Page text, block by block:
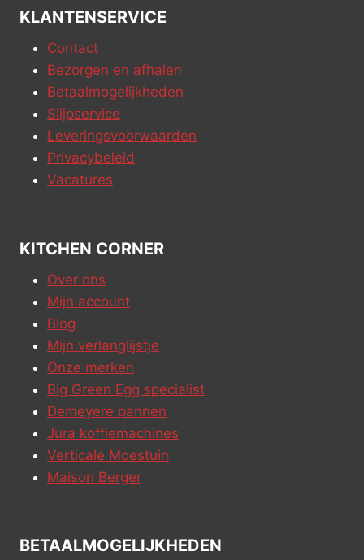
KLANTENSERVICE
Contact
Bezorgen en afhalen
Betaalmogelijkheden
Slijpservice
Leveringsvoorwaarden
Privacybeleid
Vacatures
KITCHEN CORNER
Over ons
Mijn account
Blog
Mijn verlanglijstje
Onze merken
Big Green Egg specialist
Demeyere pannen
Jura koffiemachines
Verticale Moestuin
Maison Berger
BETAALMOGELIJKHEDEN